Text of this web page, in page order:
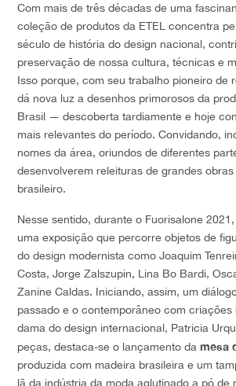
Com mais de três décadas de uma
coleção de produtos da ETEL concentra
século de história do design nacional,
preservação de nossa cultura, técnicas e
Isso porque, com seu trabalho pioneiro de
dá nova luz a desenhos primorosos da
Brasil — descoberta tardiamente e hoje
mais relevantes do período. Convidando,
nomes da área, oriundos de diferentes
desenvolverem releituras de grandes obras
brasileiro.
Nesse sentido, durante o Fuorisalone
uma exposição que percorre objetos de
do design modernista como Joaquim
Costa, Jorge Zalszupin, Lina Bo Bardi,
Zanine Caldas. Iniciando, assim, um
passado e o contemporâneo com criações
dama do design internacional, Patricia
peças, destaca-se o lançamento da mesa
produzida com madeira brasileira e um
lã da indústria da moda aglutinado a pó de